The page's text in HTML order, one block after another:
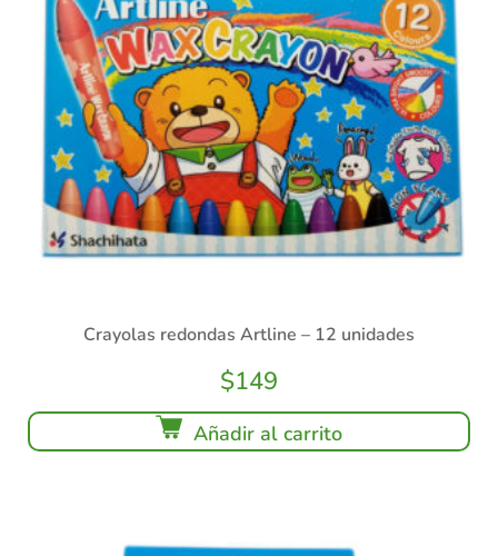
Crayolas redondas Artline – 12 unidades
$149
Añadir al carrito